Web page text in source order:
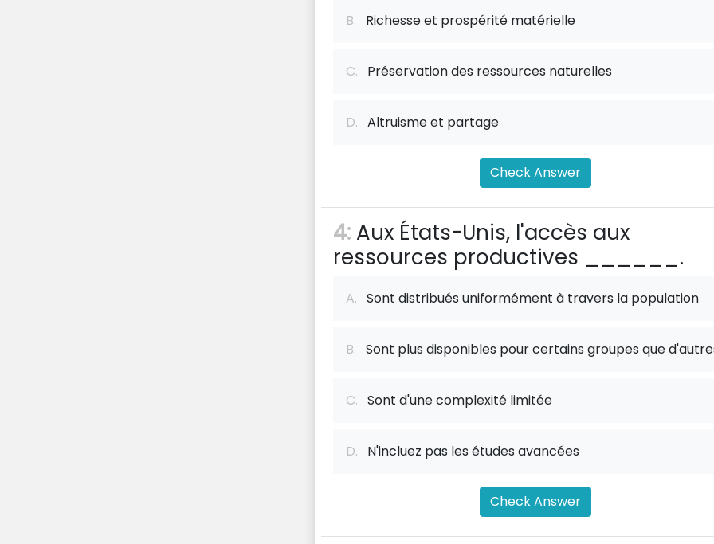
B. Richesse et prospérité matérielle
C. Préservation des ressources naturelles
D. Altruisme et partage
Check Answer
4: Aux États-Unis, l'accès aux
ressources productives ______.
A. Sont distribués uniformément à travers la population
B. Sont plus disponibles pour certains groupes que
C. Sont d'une complexité limitée
D. N'incluez pas les études avancées
Check Answer